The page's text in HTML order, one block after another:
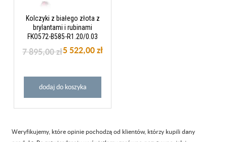
Kolczyki z białego złota z
brylantami i rubinami
FKO572-B585-R1.20/0.03
5 522,00 zł
7 895,00 zł
dodaj do koszyka
Weryfikujemy, które opinie pochodzą od klientów, którzy kupili dany